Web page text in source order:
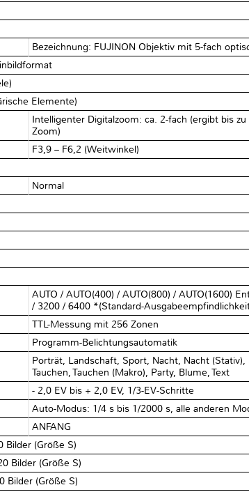
Bezeichnung: FUJINON Objektiv mit 5-fach
Elemente)
Intelligenter Digitalzoom: ca. 2-fach (ergibt bis
Zoom)
F3,9 – F6,2 (Weitwinkel)
Normal
AUTO / AUTO(400) / AUTO(800) / AUTO(1600)
/ 3200 / 6400 *(Standard-
TTL-Messung mit 256 Zonen
Programm-Belichtungsautomatik
Porträt, Landschaft, Sport, Nacht, Nacht
Tauchen, Tauchen (Makro), Party, Blume, Text
- 2,0 EV bis + 2,0 EV, 1/3-EV-Schritte
Auto-Modus: 1/4 s bis 1/2000 s, alle anderen
ANFANG
Bilder (Größe S)
Bilder (Größe S)
Bilder (Größe S)